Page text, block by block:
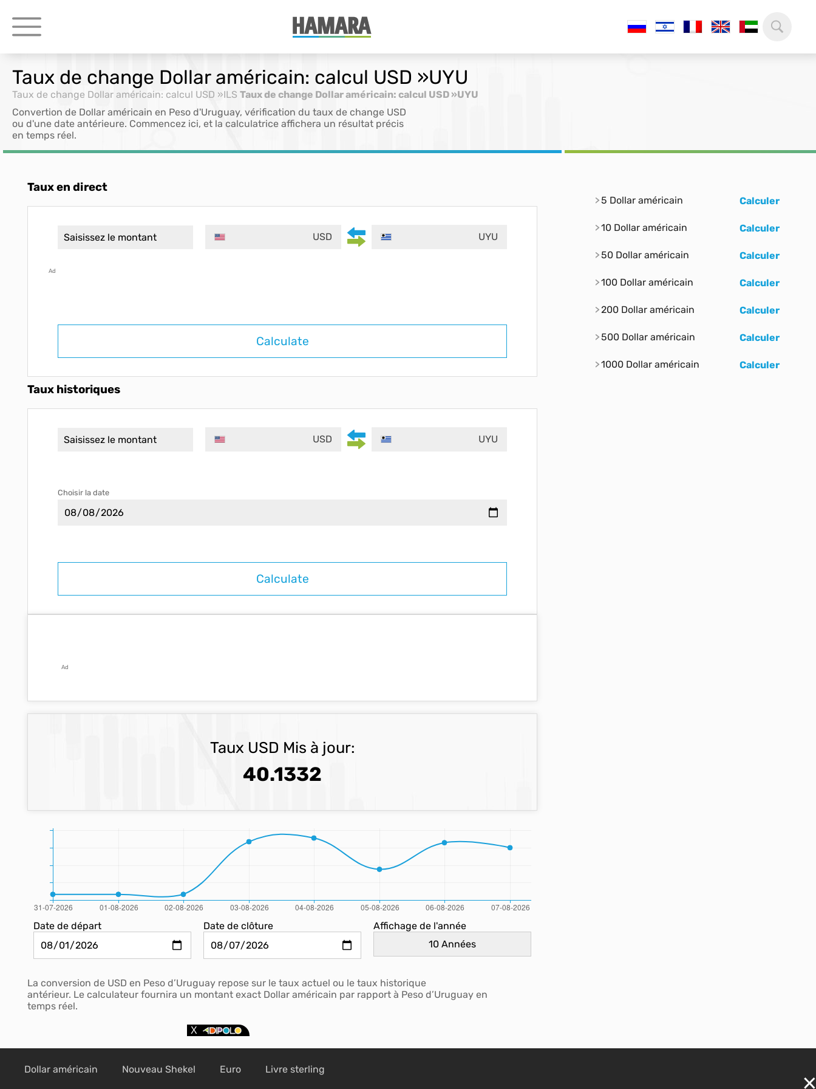
Taux de change Dollar américain: calcul USD »UYU
Taux de change Dollar américain: calcul USD »ILS Taux de change Dollar américain: calcul USD »UYU
Convertion de Dollar américain en Peso d'Uruguay, vérification du taux de change USD
ou d'une date antérieure. Commencez ici, et la calculatrice affichera un résultat précis
en temps réel.
Taux en direct
USD UYU
Ad
Calculate
Taux historiques
USD UYU
Choisir la date
Ad
Taux USD Mis à jour:
40.1332
Date de départ Date de clôture Affichage de l'année
La conversion de USD en Peso d’Uruguay repose sur le taux actuel ou le taux historique
antérieur. Le calculateur fournira un montant exact Dollar américain par rapport à Peso d’Uruguay en
temps réel.
5 Dollar américain Calculer
10 Dollar américain Calculer
50 Dollar américain Calculer
100 Dollar américain Calculer
200 Dollar américain Calculer
500 Dollar américain Calculer
1000 Dollar américain Calculer
Dollar américain Nouveau Shekel Euro Livre sterling